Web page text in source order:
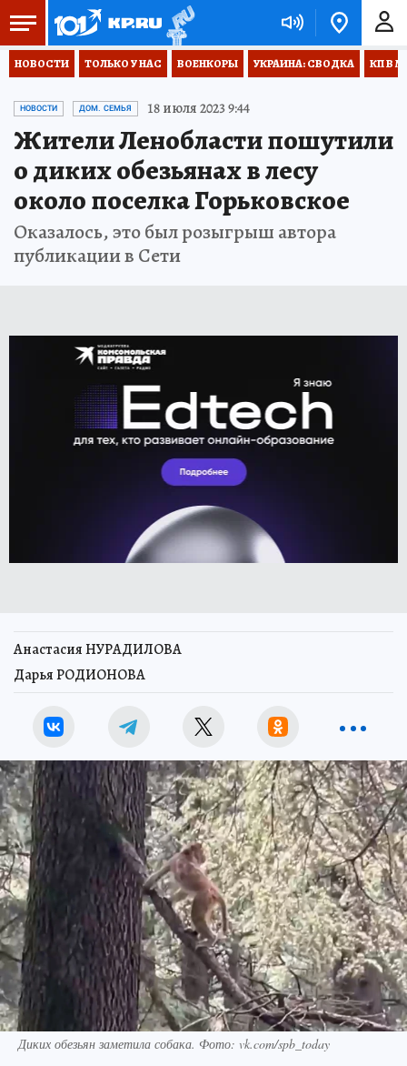
НОВОСТИ ТОЛЬКО У НАС ВОЕНКОРЫ УКРАИНА: СВОДКА КП В
НОВОСТИ ДОМ. СЕМЬЯ 18 июля 2023 9:44
Жители Ленобласти пошутили
о диких обезьянах в лесу
около поселка Горьковское
Оказалось, это был розыгрыш автора
публикации в Сети
Анастасия НУРАДИЛОВА
Дарья РОДИОНОВА
Диких обезьян заметила собака. Фото: vk.com/spb_today